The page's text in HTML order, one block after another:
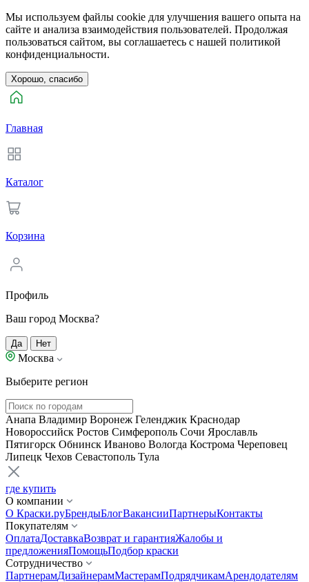
Мы используем файлы cookie для улучшения вашего опыта на
сайте и анализа взаимодействия пользователей. Продолжая
пользоваться сайтом, вы соглашаетесь с нашей политикой
конфиденциальности.
Хорошо, спасибо
Главная
Каталог
Корзина
Профиль
Ваш город Москва?
Да Нет
Москва
Выберите регион
Анапа Владимир Воронеж Геленджик Краснодар
Новороссийск Ростов Симферополь Сочи Ярославль
Пятигорск Обнинск Иваново Вологда Кострома Череповец
Липецк Чехов Севастополь Тула
где купить
О компании
О Краски.руБрендыБлогВакансииПартнерыКонтакты
Покупателям
ОплатаДоставкаВозврат и гарантияЖалобы и
предложенияПомощьПодбор краски
Сотрудничество
ПартнерамДизайнерамМастерамПодрядчикамАрендодателям